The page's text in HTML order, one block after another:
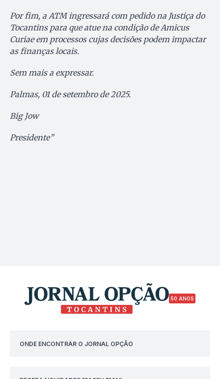
Por fim, a ATM ingressará com pedido na Justiça do
Tocantins para que atue na condição de Amicus
Curiae em processos cujas decisões podem impactar
as finanças locais.
Sem mais a expressar.
Palmas, 01 de setembro de 2025.
Big Jow
Presidente”
50 ANOS
ONDE ENCONTRAR O JORNAL OPÇÃO